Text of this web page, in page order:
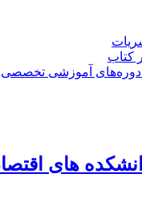
کتاب
دوره‌های آموزشی تخصصی
های